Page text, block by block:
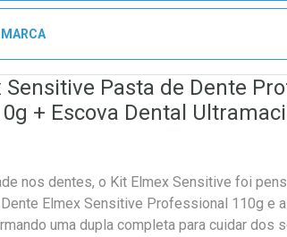
Pasta de Dente
+ Escova Dental
nos dentes, o Kit Elmex Sensitive foi
Elmex Sensitive Professional 110g e a
uma dupla completa para cuidar dos